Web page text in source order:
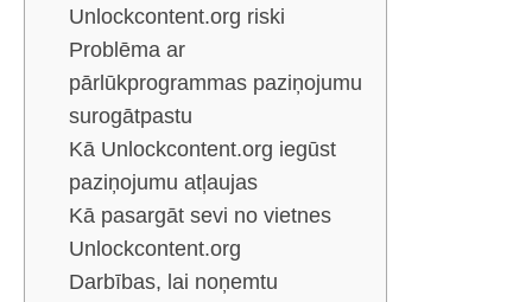
Unlockcontent.org riski
Problēma ar
pārlūkprogrammas paziņojumu
surogātpastu
Kā Unlockcontent.org iegūst
paziņojumu atļaujas
Kā pasargāt sevi no vietnes
Unlockcontent.org
Darbības, lai noņemtu